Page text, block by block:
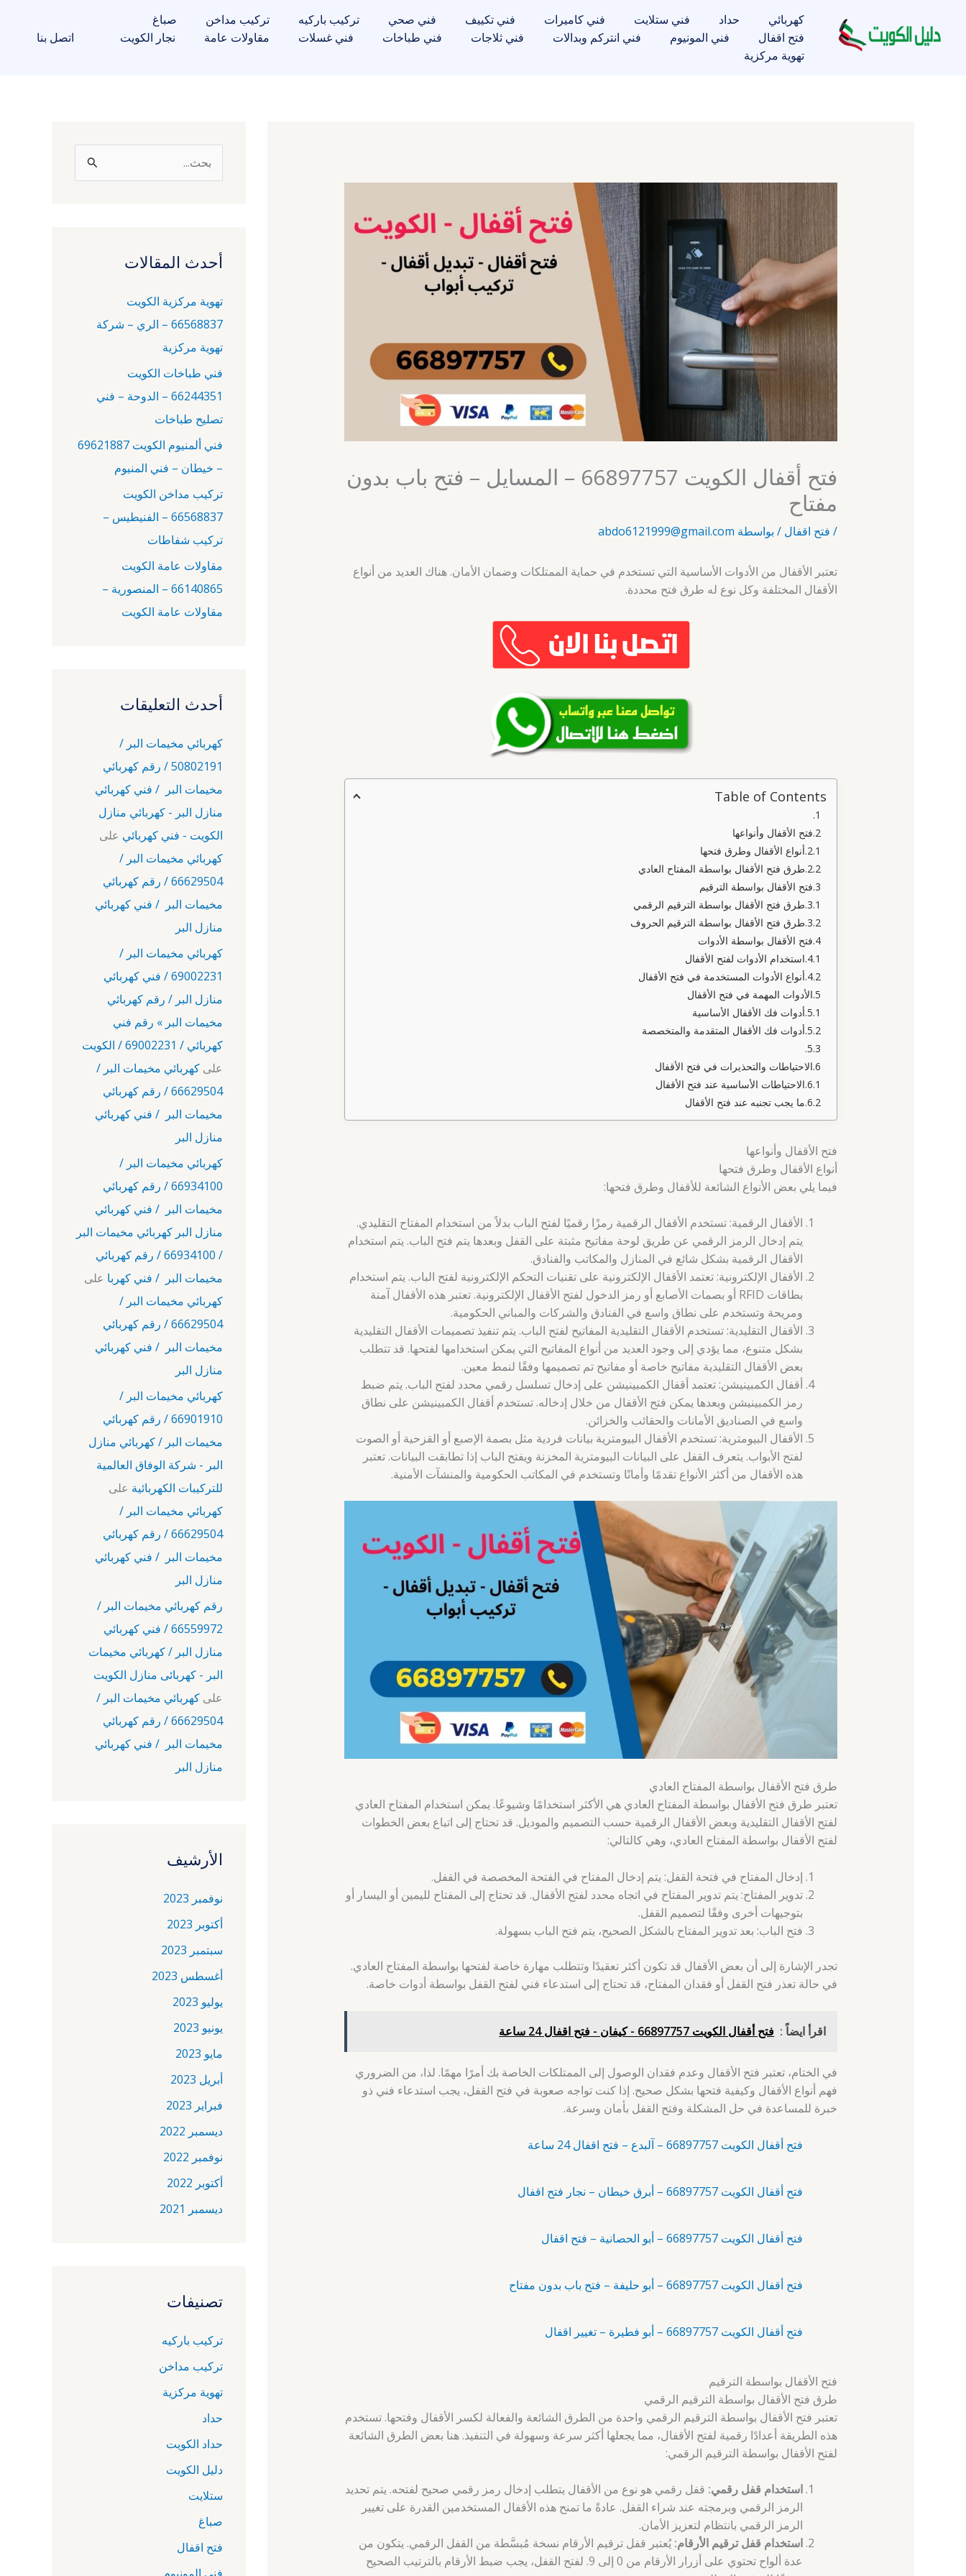
المحتوى
كهربائي حداد فني ستلايت فني كاميرات فني تكييف فني صحي تركيب باركيه تركيب مداخن
صباغ
فتح اقفال
فني المونيوم فني انتركم وبدالات فني ثلاجات فني طباخات فني غسلات مقاولات عامة
نجار الكويت
تهوية مركزية
اتصل بنا
فتح أقفال الكويت 66897757 – المسايل – فتح باب بدون
مفتاح
/ فتح اقفال / بواسطة abdo6121999@gmail.com
تعتبر الأقفال من الأدوات الأساسية التي تستخدم في حماية الممتلكات وضمان الأمان. هناك العديد من أنواع
الأقفال المختلفة وكل نوع له طرق فتح محددة.
Table of Contents
فتح الأقفال وأنواعها
أنواع الأقفال وطرق فتحها
طرق فتح الأقفال بواسطة المفتاح العادي
فتح الأقفال بواسطة الترقيم
طرق فتح الأقفال بواسطة الترقيم الرقمي
طرق فتح الأقفال بواسطة الترقيم الحروف
فتح الأقفال بواسطة الأدوات
استخدام الأدوات لفتح الأقفال
أنواع الأدوات المستخدمة في فتح الأقفال
الأدوات المهمة في فتح الأقفال
أدوات فك الأقفال الأساسية
أدوات فك الأقفال المتقدمة والمتخصصة
الاحتياطات والتحذيرات في فتح الأقفال
الاحتياطات الأساسية عند فتح الأقفال
ما يجب تجنبه عند فتح الأقفال
فتح الأقفال وأنواعها
أنواع الأقفال وطرق فتحها
فيما يلي بعض الأنواع الشائعة للأقفال وطرق فتحها:
الأقفال الرقمية: تستخدم الأقفال الرقمية رمزًا رقميًا لفتح الباب بدلاً من استخدام المفتاح التقليدي.
يتم إدخال الرمز الرقمي عن طريق لوحة مفاتيح مثبتة على القفل وبعدها يتم فتح الباب. يتم استخدام
الأقفال الرقمية بشكل شائع في المنازل والمكاتب والفنادق.
الأقفال الإلكترونية: تعتمد الأقفال الإلكترونية على تقنيات التحكم الإلكترونية لفتح الباب. يتم استخدام
بطاقات RFID أو بصمات الأصابع أو رمز الدخول لفتح الأقفال الإلكترونية. تعتبر هذه الأقفال آمنة
ومريحة وتستخدم على نطاق واسع في الفنادق والشركات والمباني الحكومية.
الأقفال التقليدية: تستخدم الأقفال التقليدية المفاتيح لفتح الباب. يتم تنفيذ تصميمات الأقفال التقليدية
بشكل متنوع، مما يؤدي إلى وجود العديد من أنواع المفاتيح التي يمكن استخدامها لفتحها. قد تتطلب
بعض الأقفال التقليدية مفاتيح خاصة أو مفاتيح تم تصميمها وفقًا لنمط معين.
أقفال الكمبينيشن: تعتمد أقفال الكمبينيشن على إدخال تسلسل رقمي محدد لفتح الباب. يتم ضبط
رمز الكمبينيشن وبعدها يمكن فتح الأقفال من خلال إدخاله. تستخدم أقفال الكمبينيشن على نطاق
واسع في الصناديق الأمانات والحقائب والخزائن.
الأقفال البيومترية: تستخدم الأقفال البيومترية بيانات فردية مثل بصمة الإصبع أو القزحية أو الصوت
لفتح الأبواب. يتعرف القفل على البيانات البيومترية المخزنة ويفتح الباب إذا تطابقت البيانات. تعتبر
هذه الأقفال من أكثر الأنواع تقدمًا وأمانًا وتستخدم في المكاتب الحكومية والمنشآت الأمنية.
طرق فتح الأقفال بواسطة المفتاح العادي
تعتبر طرق فتح الأقفال بواسطة المفتاح العادي هي الأكثر استخدامًا وشيوعًا. يمكن استخدام المفتاح العادي
لفتح الأقفال التقليدية وبعض الأقفال الرقمية حسب التصميم والموديل. قد تحتاج إلى اتباع بعض الخطوات
لفتح الأقفال بواسطة المفتاح العادي، وهي كالتالي:
إدخال المفتاح في فتحة القفل: يتم إدخال المفتاح في الفتحة المخصصة في القفل.
تدوير المفتاح: يتم تدوير المفتاح في اتجاه محدد لفتح الأقفال. قد تحتاج إلى المفتاح لليمين أو اليسار أو
بتوجيهات أخرى وفقًا لتصميم القفل.
فتح الباب: بعد تدوير المفتاح بالشكل الصحيح، يتم فتح الباب بسهولة.
تجدر الإشارة إلى أن بعض الأقفال قد تكون أكثر تعقيدًا وتتطلب مهارة خاصة لفتحها بواسطة المفتاح العادي.
في حالة تعذر فتح القفل أو فقدان المفتاح، قد تحتاج إلى استدعاء فني لفتح القفل بواسطة أدوات خاصة.
اقرأ ايضاً : فتح أقفال الكويت 66897757 - كيفان - فتح اقفال 24 ساعة
في الختام، تعتبر فتح الأقفال وعدم فقدان الوصول إلى الممتلكات الخاصة بك أمرًا مهمًا. لذا، من الضروري
فهم أنواع الأقفال وكيفية فتحها بشكل صحيح. إذا كنت تواجه صعوبة في فتح القفل، يجب استدعاء فني ذو
خبرة للمساعدة في حل المشكلة وفتح القفل بأمان وسرعة.
فتح أقفال الكويت 66897757 – آلبدع – فتح اقفال 24 ساعة
فتح أقفال الكويت 66897757 – أبرق خيطان – نجار فتح اقفال
فتح أقفال الكويت 66897757 – أبو الحصانية – فتح اقفال
فتح أقفال الكويت 66897757 – أبو حليفة – فتح باب بدون مفتاح
فتح أقفال الكويت 66897757 – أبو فطيرة – تغيير اقفال
فتح الأقفال بواسطة الترقيم
طرق فتح الأقفال بواسطة الترقيم الرقمي
تعتبر فتح الأقفال بواسطة الترقيم الرقمي واحدة من الطرق الشائعة والفعالة لكسر الأقفال وفتحها. تستخدم
هذه الطريقة أعدادًا رقمية لفتح الأقفال، مما يجعلها أكثر سرعة وسهولة في التنفيذ. هنا بعض الطرق الشائعة
لفتح الأقفال بواسطة الترقيم الرقمي:
استخدام قفل رقمي: قفل رقمي هو نوع من الأقفال يتطلب إدخال رمز رقمي صحيح لفتحه. يتم تحديد
الرمز الرقمي وبرمجته عند شراء القفل. عادةً ما تمنح هذه الأقفال المستخدمين القدرة على تغيير
الرمز الرقمي بانتظام لتعزيز الأمان.
استخدام قفل ترقيم الأرقام:يُعتبر قفل ترقيم الأرقام نسخة مُبسَّطة من القفل الرقمي. يتكون من
عدة ألواح تحتوي على أزرار الأرقام من 0 إلى 9. لفتح القفل، يجب ضبط الأرقام بالترتيب الصحيح
ث
ن
:
أحدث المقالات
تهوية مركزية الكويت
66568837 – الري – شركة
تهوية مركزية
فني طباخات الكويت
66244351 – الدوحة – فني
تصليح طباخات
فني ألمنيوم الكويت 69621887
– خيطان – فني المنيوم
تركيب مداخن الكويت
66568837 – الفنيطيس –
تركيب شفاطات
مقاولات عامة الكويت
66140865 – المنصورية –
مقاولات عامة الكويت
أحدث التعليقات
كهربائي مخيمات البر /
50802191 / رقم كهربائي
مخيمات البر / فني كهربائي
منازل البر - كهربائي منازل
الكويت - فني كهربائي على
كهربائي مخيمات البر /
66629504 / رقم كهربائي
مخيمات البر / فني كهربائي
منازل البر
كهربائي مخيمات البر /
69002231 / فني كهربائي
منازل البر / رقم كهربائي
مخيمات البر » رقم فني
كهربائي / 69002231 / الكويت
على كهربائي مخيمات البر /
66629504 / رقم كهربائي
مخيمات البر / فني كهربائي
منازل البر
كهربائي مخيمات البر /
66934100 / رقم كهربائي
مخيمات البر / فني كهربائي
منازل البر كهربائي مخيمات البر
/ 66934100 / رقم كهربائي
مخيمات البر / فني كهربا على
كهربائي مخيمات البر /
66629504 / رقم كهربائي
مخيمات البر / فني كهربائي
منازل البر
كهربائي مخيمات البر /
66901910 / رقم كهربائي
مخيمات البر / كهربائي منازل
البر - شركة الوفاق العالمية
للتركيبات الكهربائية على
كهربائي مخيمات البر /
66629504 / رقم كهربائي
مخيمات البر / فني كهربائي
منازل البر
رقم كهربائي مخيمات البر /
66559972 / فني كهربائي
منازل البر / كهربائي مخيمات
البر - كهربائى منازل الكويت
على كهربائي مخيمات البر /
66629504 / رقم كهربائي
مخيمات البر / فني كهربائي
منازل البر
الأرشيف
نوفمبر 2023
أكتوبر 2023
سبتمبر 2023
أغسطس 2023
يوليو 2023
يونيو 2023
مايو 2023
أبريل 2023
فبراير 2023
ديسمبر 2022
نوفمبر 2022
أكتوبر 2022
ديسمبر 2021
تصنيفات
تركيب باركيه
تركيب مداخن
تهوية مركزية
حداد
حداد الكويت
دليل الكويت
ستلايت
صباغ
فتح اقفال